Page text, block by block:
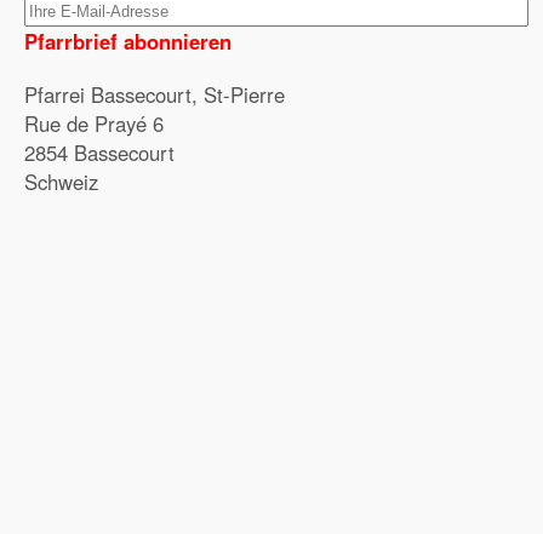
Pfarrbrief abonnieren
Pfarrei Bassecourt, St-Pierre
Rue de Prayé 6
2854 Bassecourt
Schweiz